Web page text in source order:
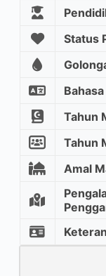
Status
Bahasa
Tahun
Tahun
Amal